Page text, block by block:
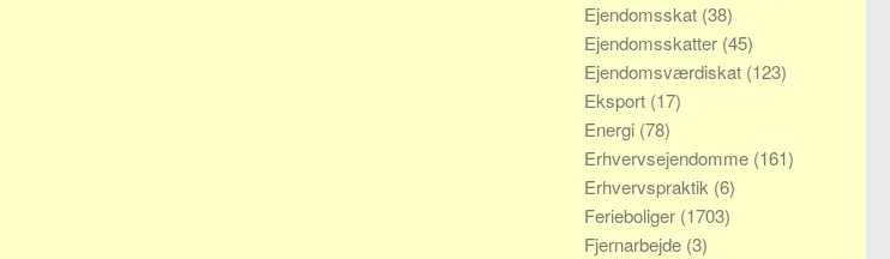
Ejendomsskat (38)
Ejendomsskatter (45)
Ejendomsværdiskat (123)
Eksport (17)
Energi (78)
Erhvervsejendomme (161)
Erhvervspraktik (6)
Ferieboliger (1703)
Fjernarbejde (3)